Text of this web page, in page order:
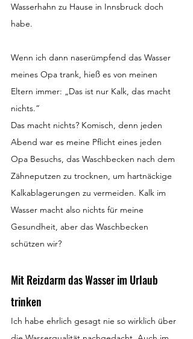
Wasserhahn zu Hause in Innsbruck doch
habe.
Wenn ich dann naserümpfend das Wasser
meines Opa trank, hieß es von meinen
Eltern immer: „Das ist nur Kalk, das macht
nichts.“
Das macht nichts? Komisch, denn jeden
Abend war es meine Pflicht eines jeden
Opa Besuchs, das Waschbecken nach dem
Zähneputzen zu trocknen, um hartnäckige
Kalkablagerungen zu vermeiden. Kalk im
Wasser macht also nichts für meine
Gesundheit, aber das Waschbecken
schützen wir?
Mit Reizdarm das Wasser im Urlaub
trinken
Ich habe ehrlich gesagt nie so wirklich über